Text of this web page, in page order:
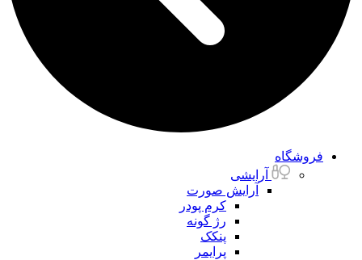
فروشگاه
آرایشی
آرایش صورت
کرم پودر
رژ گونه
پنکک
پرایمر